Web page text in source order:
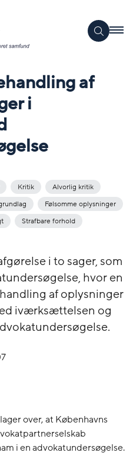
af
i
Kritik
Alvorlig kritik
Følsomme oplysninger
Strafbare forhold
i to sager, som
hvor en
af oplysninger
iværksættelsen og
over, at Københavns
i en advokatundersøgelse.